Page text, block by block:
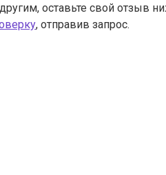
оставьте свой отзыв
, отправив запрос.